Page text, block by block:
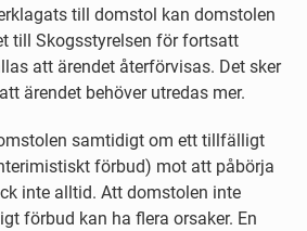
till domstol kan domstolen
till Skogsstyrelsen för fortsatt
att ärendet återförvisas. Det sker
ärendet behöver utredas mer.
samtidigt om ett tillfälligt
förbud) mot att påbörja
inte alltid. Att domstolen inte
förbud kan ha flera orsaker. En